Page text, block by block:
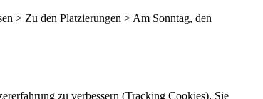
> Zu den Platzierungen > Am Sonntag, den
zu verbessern (Tracking Cookies). Sie